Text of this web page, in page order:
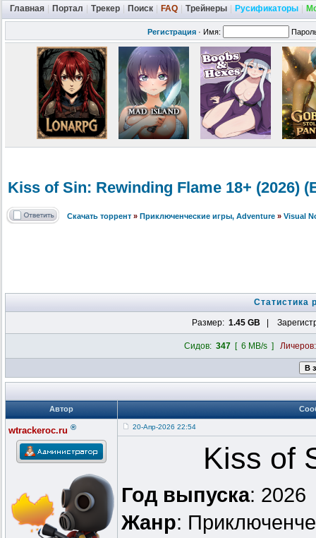
Главная Портал Трекер Поиск FAQ Трейнеры Русификаторы
Регистрация · Имя:
Kiss of Sin: Rewinding Flame 18+ (2026)
Скачать торрент » Приключенческие игры, Adventure » Visual
Статистика
Размер: 1.45 GB |
Сидов: 347[ 6 MB/s ]
Автор
wtrackeroc.ru ® 20-Апр-2026 22:54
Kiss of
Год выпуска: 2026
Жанр: